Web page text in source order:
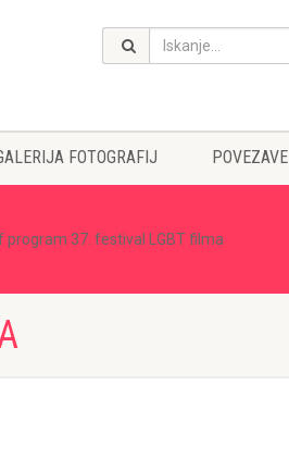
FOTOGRAFIJ POVEZAVE
program 37. festival LGBT filma